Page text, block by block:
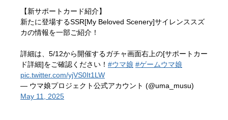
【新サポートカード紹介】
新たに登場するSSR[My Beloved Scenery]サイレンススズ
カの情報を一部ご紹介！
詳細は、5/12から開催するガチャ画面右上の[サポートカー
ド詳細]をご確認ください！ #ウマ娘 #ゲームウマ娘
pic.twitter.com/yjVS0It1LW
— ウマ娘プロジェクト公式アカウント (@uma_musu)
May 11, 2025